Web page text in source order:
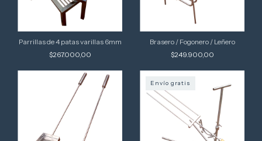
Parrillas de 4 patas varillas 6mm
$267.000,00
Brasero / Fogonero / Leñero
$249.900,00
Envío gratis